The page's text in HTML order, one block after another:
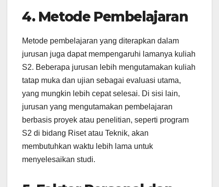
4. Metode Pembelajaran
Metode pembelajaran yang diterapkan dalam
jurusan juga dapat mempengaruhi lamanya kuliah
S2. Beberapa jurusan lebih mengutamakan kuliah
tatap muka dan ujian sebagai evaluasi utama,
yang mungkin lebih cepat selesai. Di sisi lain,
jurusan yang mengutamakan pembelajaran
berbasis proyek atau penelitian, seperti program
S2 di bidang Riset atau Teknik, akan
membutuhkan waktu lebih lama untuk
menyelesaikan studi.